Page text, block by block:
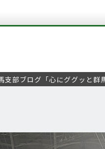
支部ブログ「心にググッと